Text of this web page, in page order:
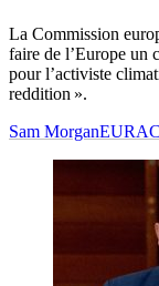
La Commission
faire de l’Europe un
pour l’activiste
reddition ».
Sam Morgan